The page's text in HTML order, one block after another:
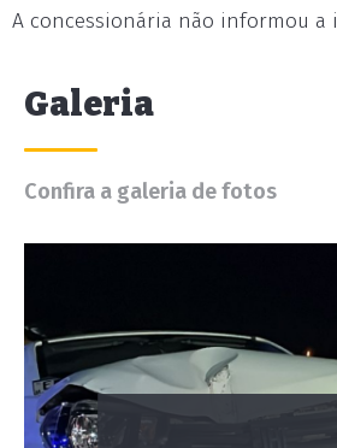
A concessionária não informou a
Galeria
Confira a galeria de fotos